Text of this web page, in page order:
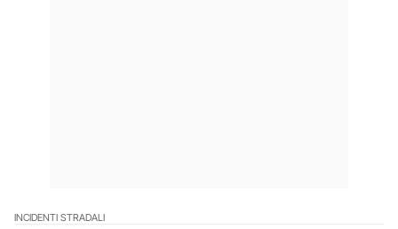
INCIDENTI STRADALI